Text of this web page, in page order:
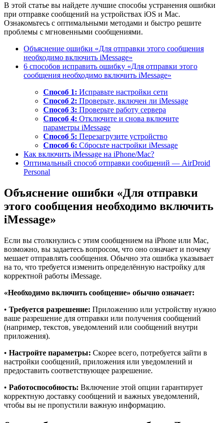
В этой статье вы найдете лучшие способы устранения ошибки
при отправке сообщений на устройствах iOS и Mac.
Ознакомьтесь с оптимальными методами и быстро решите
проблемы с мгновенными сообщениями.
Объяснение ошибки «Для отправки этого сообщения
необходимо включить iMessage»
6 способов исправить ошибку «Для отправки этого
сообщения необходимо включить iMessage»
Способ 1: Исправьте настройки сети
Способ 2: Проверьте, включен ли iMessage
Способ 3: Проверьте работу сервера
Способ 4: Отключите и снова включите
параметры iMessage
Способ 5: Перезагрузите устройство
Способ 6: Сбросьте настройки iMessage
Как включить iMessage на iPhone/Mac?
Оптимальный способ отправки сообщений — AirDroid
Personal
Объяснение ошибки «Для отправки
этого сообщения необходимо включить
iMessage»
Если вы столкнулись с этим сообщением на iPhone или Mac,
возможно, вы задаетесь вопросом, что оно означает и почему
мешает отправлять сообщения. Обычно эта ошибка указывает
на то, что требуется изменить определённую настройку для
корректной работы iMessage.
«Необходимо включить сообщение» обычно означает:
• Требуется разрешение: Приложению или устройству нужно
ваше разрешение для отправки или получения сообщений
(например, текстов, уведомлений или сообщений внутри
приложения).
• Настройте параметры: Скорее всего, потребуется зайти в
настройки сообщений, приложения или уведомлений и
предоставить соответствующее разрешение.
• Работоспособность: Включение этой опции гарантирует
корректную доставку сообщений и важных уведомлений,
чтобы вы не пропустили важную информацию.